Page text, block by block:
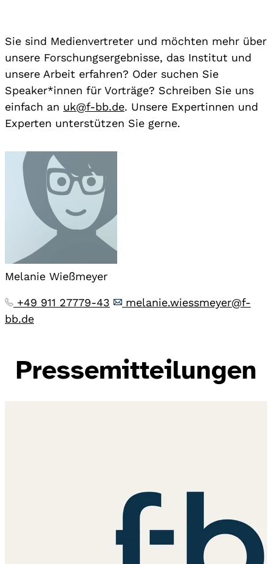
Sie sind Medienvertreter und möchten mehr über
unsere Forschungsergebnisse, das Institut und
unsere Arbeit erfahren? Oder suchen Sie
Speaker*innen für Vorträge? Schreiben Sie uns
einfach an uk@f-bb.de. Unsere Expertinnen und
Experten unterstützen Sie gerne.
Melanie Wießmeyer
+49 911 27779-43
melanie.wiessmeyer@f-
bb.de
Pressemitteilungen